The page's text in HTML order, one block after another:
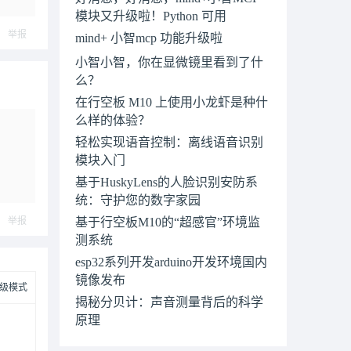
举报
举报
模式
模块又升级啦！Python 可用
mind+ 小智mcp 功能升级啦
小智小智，你在显微镜里看到了什
么？
在行空板 M10 上使用小龙虾是种什
么样的体验？
轻松实现语音控制：离线语音识别
模块入门
基于HuskyLens的人脸识别安防系
统：守护您的数字家园
基于行空板M10的“超感官”环境监
测系统
esp32系列开发arduino开发环境国内
镜像发布
揭秘分贝计：声音测量背后的科学
原理